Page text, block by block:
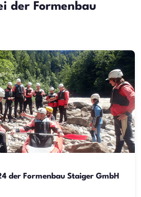
der Formenbau
der Formenbau Staiger GmbH